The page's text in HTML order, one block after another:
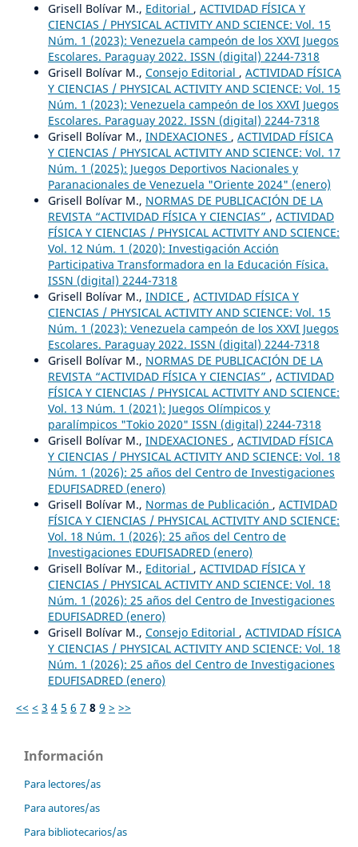
Grisell Bolívar M., Editorial , ACTIVIDAD FÍSICA Y
CIENCIAS / PHYSICAL ACTIVITY AND SCIENCE: Vol. 15
Núm. 1 (2023): Venezuela campeón de los XXVI Juegos
Escolares. Paraguay 2022. ISSN (digital) 2244-7318
Grisell Bolívar M., Consejo Editorial , ACTIVIDAD FÍSICA
Y CIENCIAS / PHYSICAL ACTIVITY AND SCIENCE: Vol. 15
Núm. 1 (2023): Venezuela campeón de los XXVI Juegos
Escolares. Paraguay 2022. ISSN (digital) 2244-7318
Grisell Bolívar M., INDEXACIONES , ACTIVIDAD FÍSICA
Y CIENCIAS / PHYSICAL ACTIVITY AND SCIENCE: Vol. 17
Núm. 1 (2025): Juegos Deportivos Nacionales y
Paranacionales de Venezuela "Oriente 2024" (enero)
Grisell Bolívar M., NORMAS DE PUBLICACIÓN DE LA
REVISTA “ACTIVIDAD FÍSICA Y CIENCIAS” , ACTIVIDAD
FÍSICA Y CIENCIAS / PHYSICAL ACTIVITY AND SCIENCE:
Vol. 12 Núm. 1 (2020): Investigación Acción
Participativa Transformadora en la Educación Física.
ISSN (digital) 2244-7318
Grisell Bolívar M., INDICE , ACTIVIDAD FÍSICA Y
CIENCIAS / PHYSICAL ACTIVITY AND SCIENCE: Vol. 15
Núm. 1 (2023): Venezuela campeón de los XXVI Juegos
Escolares. Paraguay 2022. ISSN (digital) 2244-7318
Grisell Bolívar M., NORMAS DE PUBLICACIÓN DE LA
REVISTA “ACTIVIDAD FÍSICA Y CIENCIAS” , ACTIVIDAD
FÍSICA Y CIENCIAS / PHYSICAL ACTIVITY AND SCIENCE:
Vol. 13 Núm. 1 (2021): Juegos Olímpicos y
paralímpicos "Tokio 2020" ISSN (digital) 2244-7318
Grisell Bolívar M., INDEXACIONES , ACTIVIDAD FÍSICA
Y CIENCIAS / PHYSICAL ACTIVITY AND SCIENCE: Vol. 18
Núm. 1 (2026): 25 años del Centro de Investigaciones
EDUFISADRED (enero)
Grisell Bolívar M., Normas de Publicación , ACTIVIDAD
FÍSICA Y CIENCIAS / PHYSICAL ACTIVITY AND SCIENCE:
Vol. 18 Núm. 1 (2026): 25 años del Centro de
Investigaciones EDUFISADRED (enero)
Grisell Bolívar M., Editorial , ACTIVIDAD FÍSICA Y
CIENCIAS / PHYSICAL ACTIVITY AND SCIENCE: Vol. 18
Núm. 1 (2026): 25 años del Centro de Investigaciones
EDUFISADRED (enero)
Grisell Bolívar M., Consejo Editorial , ACTIVIDAD FÍSICA
Y CIENCIAS / PHYSICAL ACTIVITY AND SCIENCE: Vol. 18
Núm. 1 (2026): 25 años del Centro de Investigaciones
EDUFISADRED (enero)
<< < 3 4 5 6 7 8 9 > >>
Información
Para lectores/as
Para autores/as
Para bibliotecarios/as